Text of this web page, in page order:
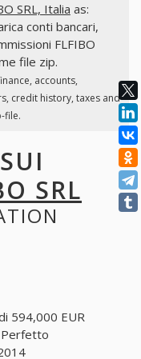
SRL, Italia as:
conti bancari,
FLFIBO
file zip.
accounts,
credit history, taxes and
file.
SRL
594,000 EUR
Perfetto